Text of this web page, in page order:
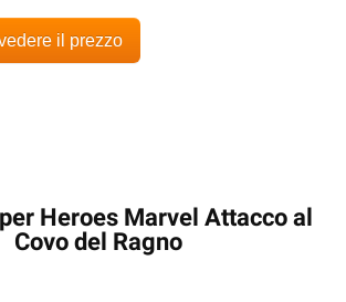
il prezzo
Heroes Marvel Attacco al
Covo del Ragno